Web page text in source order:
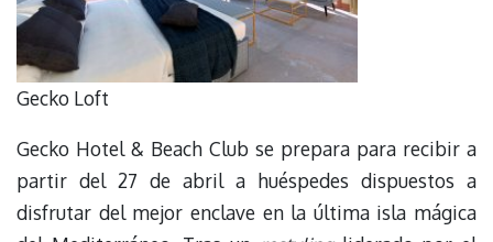
Gecko Loft
Gecko Hotel & Beach Club se prepara para recibir a
partir del 27 de abril a huéspedes dispuestos a
disfrutar del mejor enclave en la última isla mágica